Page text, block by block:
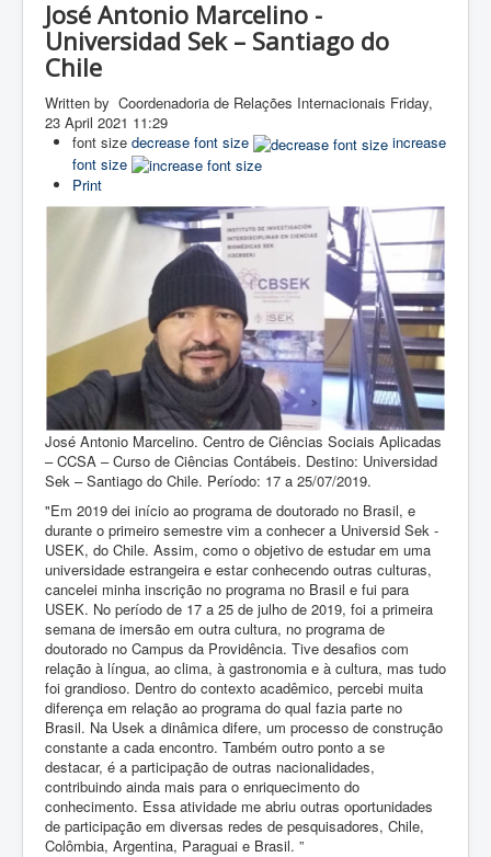
José Antonio Marcelino -
Universidad Sek – Santiago do
Chile
Written by Coordenadoria de Relações Internacionais Friday,
23 April 2021 11:29
font size decrease font size
increase
font size
Print
José Antonio Marcelino. Centro de Ciências Sociais Aplicadas
– CCSA – Curso de Ciências Contábeis. Destino: Universidad
Sek – Santiago do Chile. Período: 17 a 25/07/2019.
"Em 2019 dei início ao programa de doutorado no Brasil, e
durante o primeiro semestre vim a conhecer a Universid Sek -
USEK, do Chile. Assim, como o objetivo de estudar em uma
universidade estrangeira e estar conhecendo outras culturas,
cancelei minha inscrição no programa no Brasil e fui para
USEK. No período de 17 a 25 de julho de 2019, foi a primeira
semana de imersão em outra cultura, no programa de
doutorado no Campus da Providência. Tive desafios com
relação à língua, ao clima, à gastronomia e à cultura, mas tudo
foi grandioso. Dentro do contexto acadêmico, percebi muita
diferença em relação ao programa do qual fazia parte no
Brasil. Na Usek a dinâmica difere, um processo de construção
constante a cada encontro. Também outro ponto a se
destacar, é a participação de outras nacionalidades,
contribuindo ainda mais para o enriquecimento do
conhecimento. Essa atividade me abriu outras oportunidades
de participação em diversas redes de pesquisadores, Chile,
Colômbia, Argentina, Paraguai e Brasil. ”